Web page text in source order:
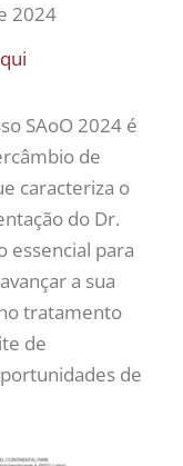
2024
SAoO 2024 é
de
caracteriza o
do Dr.
essencial para
a sua
tratamento
de
de